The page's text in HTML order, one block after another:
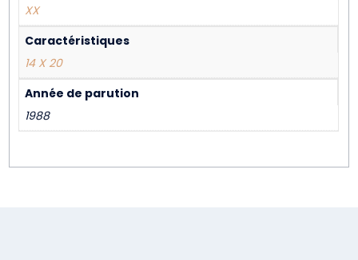
XX
Caractéristiques
14 X 20
Année de parution
1988